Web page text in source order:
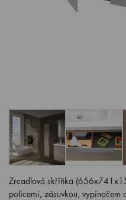
Zrcadlová skříňka
policemi, zásuvkou, vypínačem